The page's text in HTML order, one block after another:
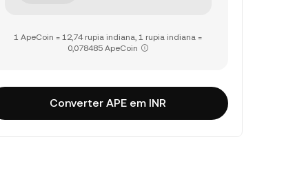
1 ApeCoin = 12,74 rupia indiana, 1 rupia indiana =
0,078485 ApeCoin
Converter APE em INR